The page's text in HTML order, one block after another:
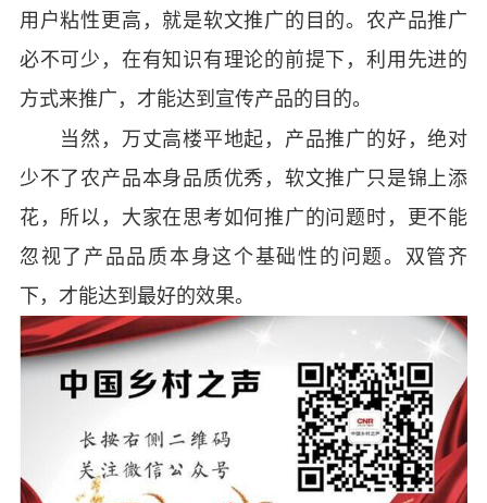
用户粘性更高，就是软文推广的目的。农产品推广
必不可少，在有知识有理论的前提下，利用先进的
方式来推广，才能达到宣传产品的目的。
当然，万丈高楼平地起，产品推广的好，绝对
少不了农产品本身品质优秀，软文推广只是锦上添
花，所以，大家在思考如何推广的问题时，更不能
忽视了产品品质本身这个基础性的问题。双管齐
下，才能达到最好的效果。